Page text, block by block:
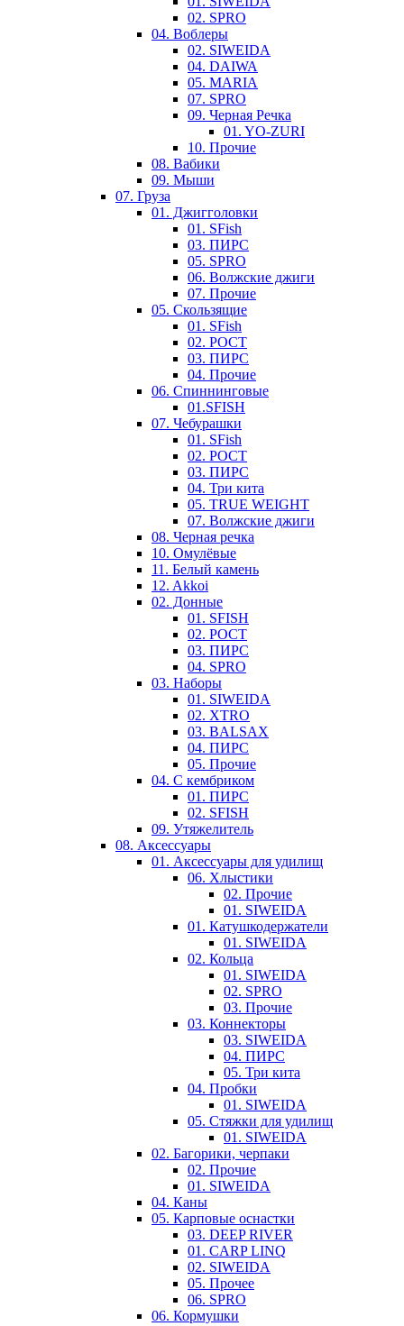
02. SPRO
04. Воблеры
02. SIWEIDA
04. DAIWA
05. MARIA
07. SPRO
09. Черная Речка
01. YO-ZURI
10. Прочие
08. Вабики
09. Мыши
07. Груза
01. Джигголовки
01. SFish
03. ПИРС
05. SPRO
06. Волжские джиги
07. Прочие
05. Скользящие
01. SFish
02. РОСТ
03. ПИРС
04. Прочие
06. Спиннинговые
01.SFISH
07. Чебурашки
01. SFish
02. РОСТ
03. ПИРС
04. Три кита
05. TRUE WEIGHT
07. Волжские джиги
08. Черная речка
10. Омулёвые
11. Белый камень
12. Akkoi
02. Донные
01. SFISH
02. РОСТ
03. ПИРС
04. SPRO
03. Наборы
01. SIWEIDA
02. XTRO
03. BALSAX
04. ПИРС
05. Прочие
04. С кембриком
01. ПИРС
02. SFISH
09. Утяжелитель
08. Аксессуары
01. Аксессуары для удилищ
06. Хлыстики
02. Прочие
01. SIWEIDA
01. Катушкодержатели
01. SIWEIDA
02. Кольца
01. SIWEIDA
02. SPRO
03. Прочие
03. Коннекторы
03. SIWEIDA
04. ПИРС
05. Три кита
04. Пробки
01. SIWEIDA
05. Стяжки для удилищ
01. SIWEIDA
02. Багорики, черпаки
02. Прочие
01. SIWEIDA
04. Каны
05. Карповые оснастки
03. DEEP RIVER
01. CARP LINQ
02. SIWEIDA
05. Прочее
06. SPRO
06. Кормушки